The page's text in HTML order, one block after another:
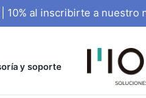
10% al inscribirte a nuestro
y soporte